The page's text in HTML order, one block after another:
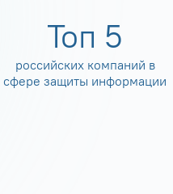
Топ 5
российских компаний в
сфере защиты информации